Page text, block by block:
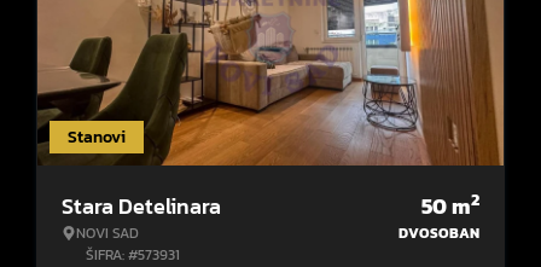
Stanovi
Stara Detelinara
NOVI SAD
ŠIFRA: #573931
50m2
DVOSOBAN